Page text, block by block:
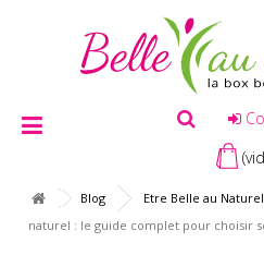
Blog Etre Belle au Naturel
naturel : le guide complet pour choisir